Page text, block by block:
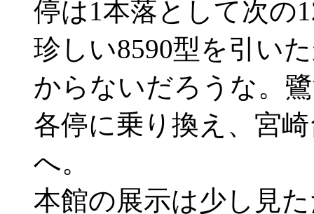
停は1本落として次の
珍しい8590型を引い
からないだろうな。
各停に乗り換え、宮
へ。
本館の展示は少し見